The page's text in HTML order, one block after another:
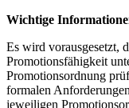
Wichtige
Es wird vorausgesetzt,
Promotionsfähigkeit
Promotionsordnung
formalen
jeweiligen